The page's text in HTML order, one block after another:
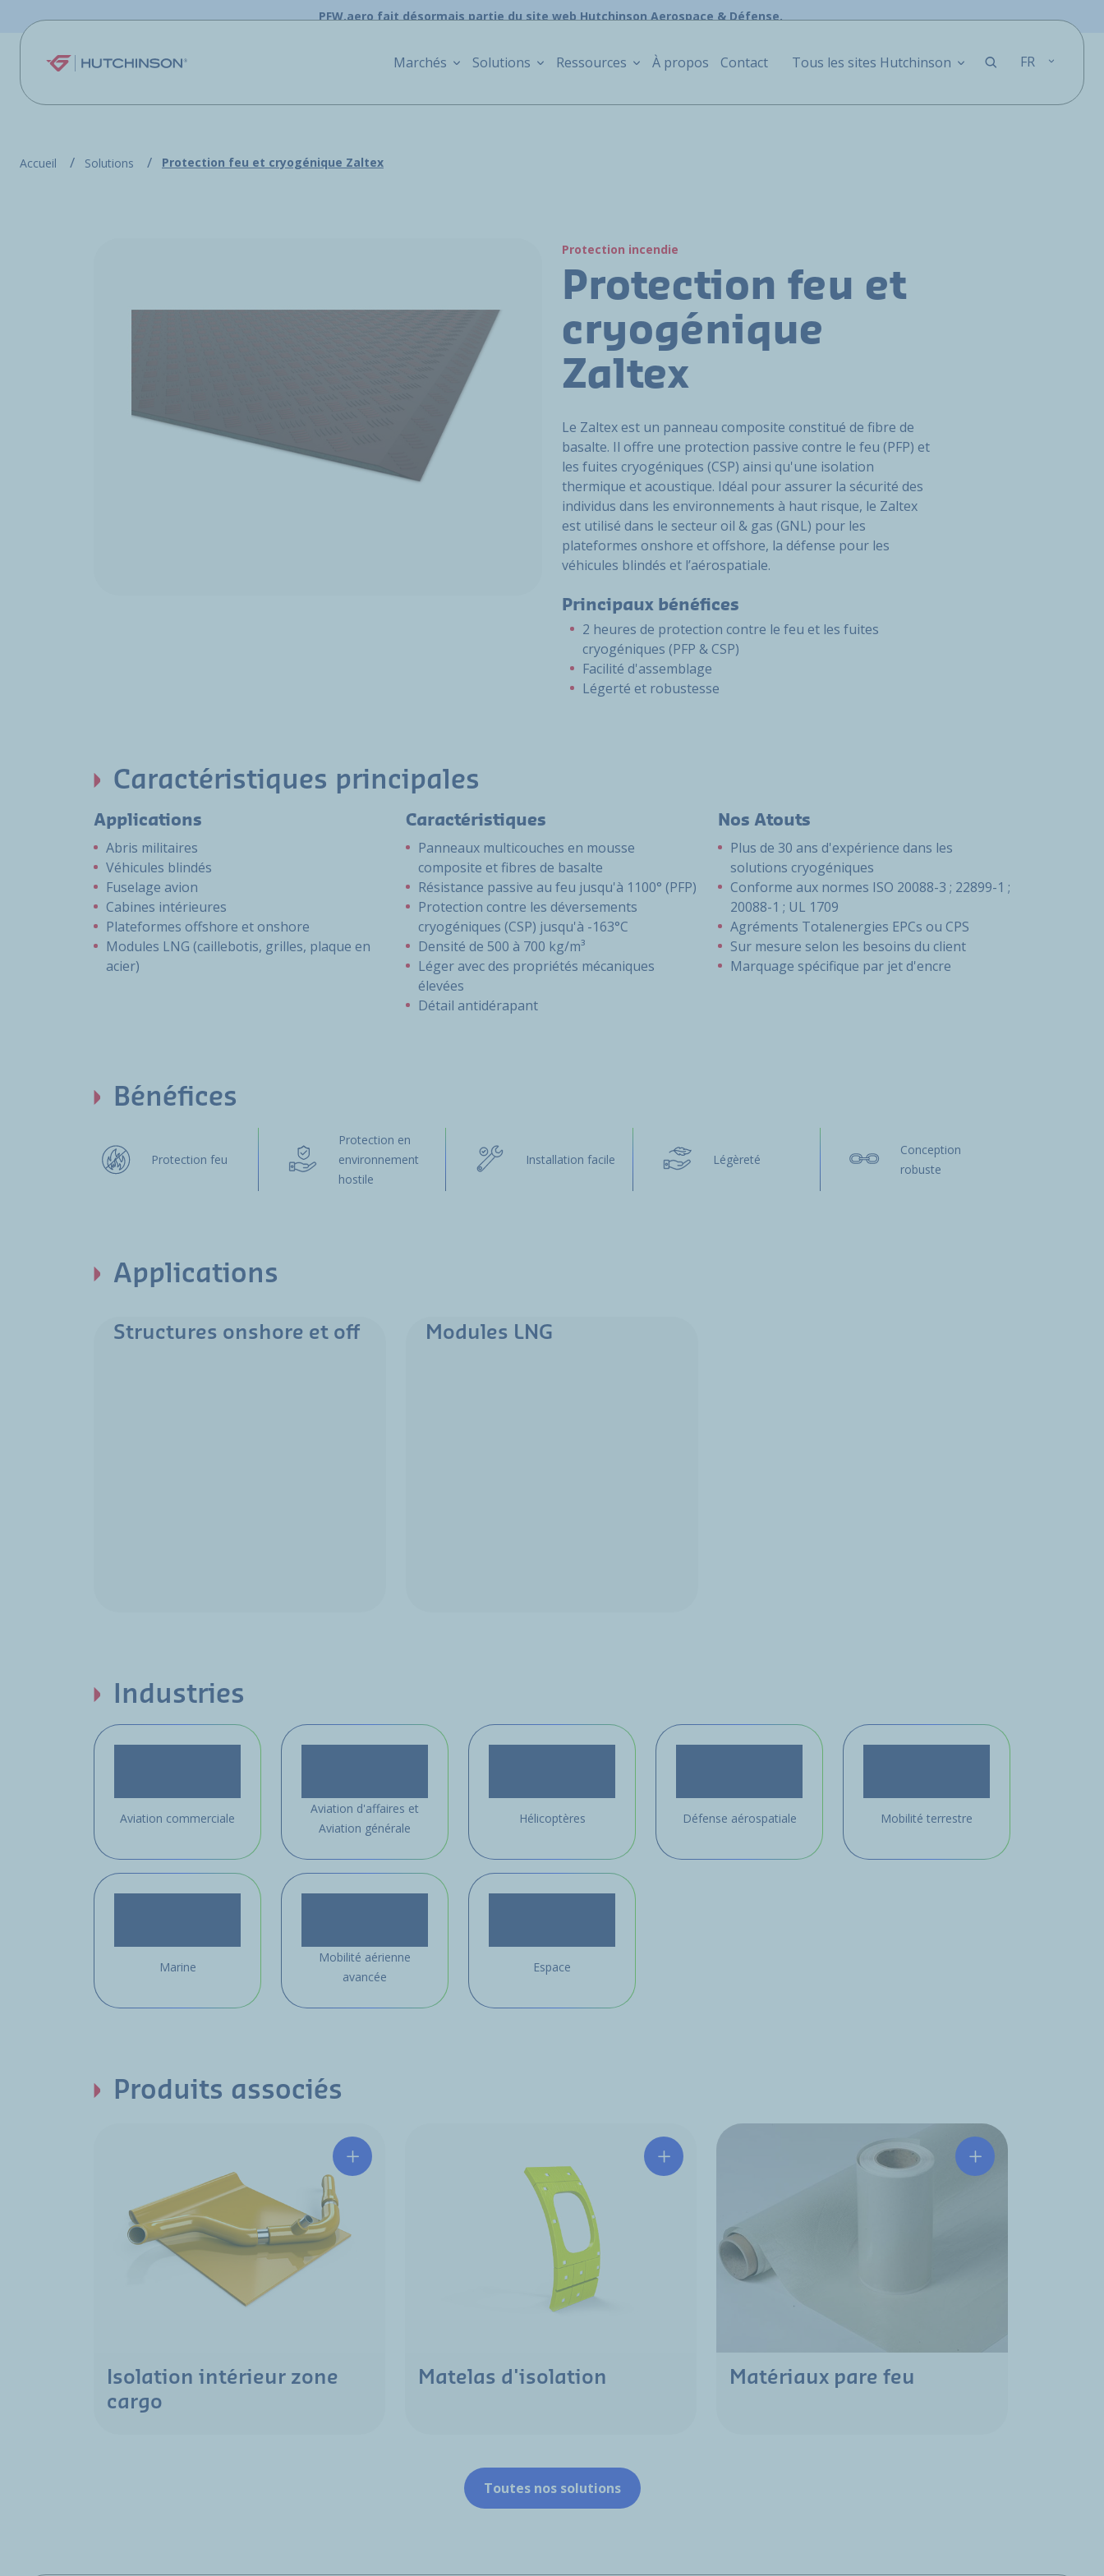
PFW.aero fait désormais partie du site web Hutchinson Aerospace & Défense.
Marchés Solutions Ressources À propos Contact Tous les sites Hutchinson FR
Accueil Solutions Protection feu et cryogénique Zaltex
Protection incendie
Protection feu et
cryogénique
Zaltex
Le Zaltex est un panneau composite constitué de fibre de
basalte. Il offre une protection passive contre le feu (PFP) et
les fuites cryogéniques (CSP) ainsi qu'une isolation
thermique et acoustique. Idéal pour assurer la sécurité des
individus dans les environnements à haut risque, le Zaltex
est utilisé dans le secteur oil & gas (GNL) pour les
plateformes onshore et offshore, la défense pour les
véhicules blindés et l’aérospatiale.
Principaux bénéfices
2 heures de protection contre le feu et les fuites
cryogéniques (PFP & CSP)
Facilité d'assemblage
Légerté et robustesse
Caractéristiques principales
Applications
Abris militaires
Véhicules blindés
Fuselage avion
Cabines intérieures
Plateformes offshore et onshore
Modules LNG (caillebotis, grilles, plaque en
acier)
Caractéristiques
Panneaux multicouches en mousse
composite et fibres de basalte
Résistance passive au feu jusqu'à 1100° (PFP)
Protection contre les déversements
cryogéniques (CSP) jusqu'à -163°C
Densité de 500 à 700 kg/m³
Léger avec des propriétés mécaniques
élevées
Détail antidérapant
Nos Atouts
Plus de 30 ans d'expérience dans les
solutions cryogéniques
Conforme aux normes ISO 20088-3 ; 22899-1 ;
20088-1 ; UL 1709
Agréments Totalenergies EPCs ou CPS
Sur mesure selon les besoins du client
Marquage spécifique par jet d'encre
Bénéfices
Protection feu
Protection en
environnement
hostile
Installation facile Légèreté
Conception
robuste
Applications
Structures onshore et off Modules LNG
Industries
Aviation commerciale
Aviation d'affaires et
Aviation générale
Hélicoptères Défense aérospatiale Mobilité terrestre
Marine
Mobilité aérienne
avancée
Espace
Produits associés
Isolation intérieur zone
cargo
Matelas d'isolation Matériaux pare feu
Toutes nos solutions